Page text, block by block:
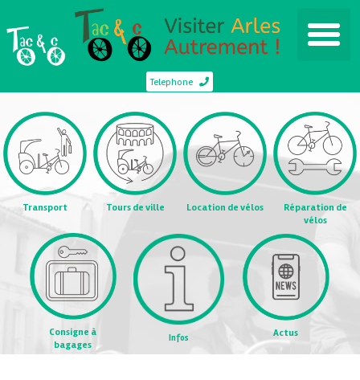
Telephone
Transport Tours de ville Location de vélos
Réparation de
vélos
Consigne à
bagages
Infos Actus